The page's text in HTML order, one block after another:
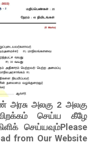
அரசு அலகு 2 அலகு
செய்ய கீழே
செய்யவும்Please
from Our Website